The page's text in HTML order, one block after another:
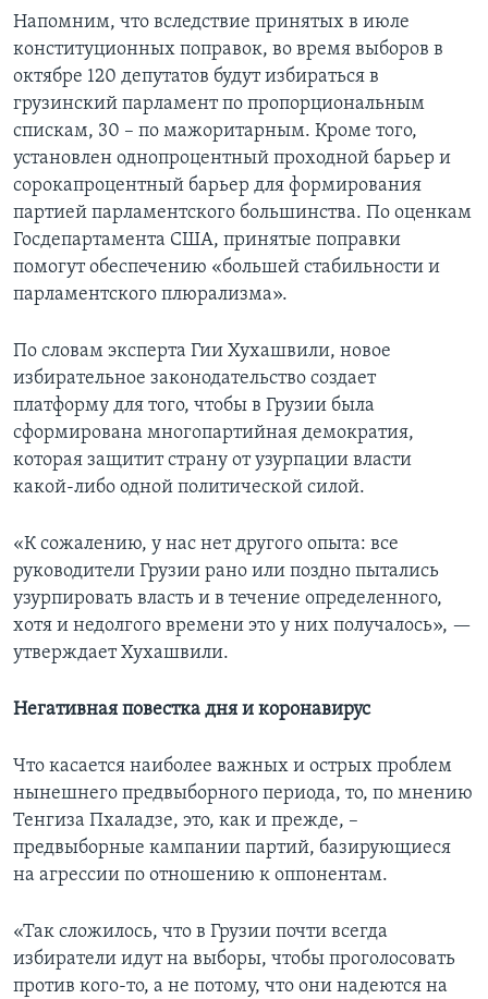
Напомним, что вследствие принятых в июле
конституционных поправок, во время выборов в
октябре 120 депутатов будут избираться в
грузинский парламент по пропорциональным
спискам, 30 – по мажоритарным. Кроме того,
установлен однопроцентный проходной барьер и
сорокапроцентный барьер для формирования
партией парламентского большинства. По оценкам
Госдепартамента США, принятые поправки
помогут обеспечению «большей стабильности и
парламентского плюрализма».
По словам эксперта Гии Хухашвили, новое
избирательное законодательство создает
платформу для того, чтобы в Грузии была
сформирована многопартийная демократия,
которая защитит страну от узурпации власти
какой-либо одной политической силой.
«К сожалению, у нас нет другого опыта: все
руководители Грузии рано или поздно пытались
узурпировать власть и в течение определенного,
хотя и недолгого времени это у них получалось», —
утверждает Хухашвили.
Негативная повестка дня и коронавирус
Что касается наиболее важных и острых проблем
нынешнего предвыборного периода, то, по мнению
Тенгиза Пхаладзе, это, как и прежде, –
предвыборные кампании партий, базирующиеся
на агрессии по отношению к оппонентам.
«Так сложилось, что в Грузии почти всегда
избиратели идут на выборы, чтобы проголосовать
против кого-то, а не потому, что они надеются на